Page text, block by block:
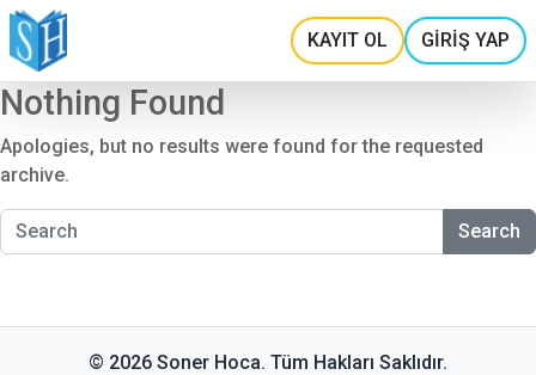
KAYIT OL GİRİŞ YAP
Nothing Found
Apologies, but no results were found for the requested
archive.
Search
© 2026 Soner Hoca. Tüm Hakları Saklıdır.